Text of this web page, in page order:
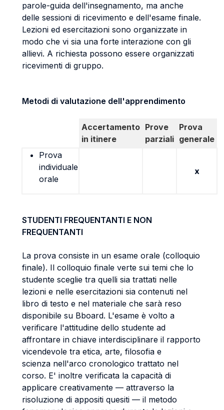
parole-guida dell'insegnamento, ma anche
delle sessioni di ricevimento e dell'esame finale.
Lezioni ed esercitazioni sono organizzate in
modo che vi sia una forte interazione con gli
allievi. A richiesta possono essere organizzati
ricevimenti di gruppo.
Metodi di valutazione dell'apprendimento
Accertamento
in itinere
Prove
parziali
Prova
generale
Prova
individuale
orale
x
STUDENTI FREQUENTANTI E NON
FREQUENTANTI
La prova consiste in un esame orale (colloquio
finale). Il colloquio finale verte sui temi che lo
studente sceglie tra quelli sia trattati nelle
lezioni e nelle esercitazioni sia contenuti nel
libro di testo e nel materiale che sarà reso
disponibile su Bboard. L'esame è volto a
verificare l'attitudine dello studente ad
affrontare in chiave interdisciplinare il rapporto
vicendevole tra etica, arte, filosofia e
scienza nell'arco cronologico trattato nel
corso. E' inoltre verificata la capacità di
applicare creativamente — attraverso la
risoluzione di appositi quesiti — il metodo